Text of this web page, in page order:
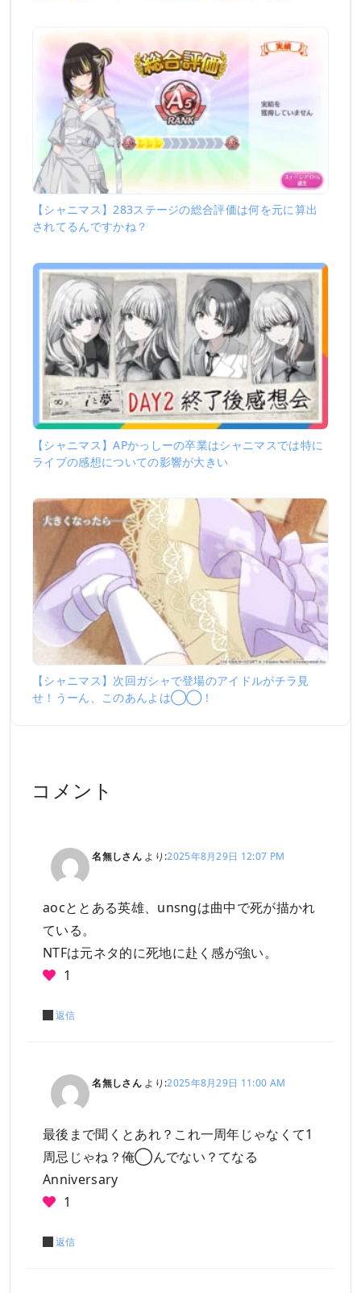
【シャニマス】283ステージの総合評価は何を元に算出
されてるんですかね？
【シャニマス】APかっしーの卒業はシャニマスでは特に
ライブの感想についての影響が大きい
【シャニマス】次回ガシャで登場のアイドルがチラ見
せ！うーん、このあんよは◯◯！
コメント
名無しさん より:2025年8月29日 12:07 PM
aocととある英雄、unsngは曲中で死が描かれ
ている。
NTFは元ネタ的に死地に赴く感が強い。
1
返信
名無しさん より:2025年8月29日 11:00 AM
最後まで聞くとあれ？これ一周年じゃなくて1
周忌じゃね？俺◯んでない？てなる
Anniversary
1
返信